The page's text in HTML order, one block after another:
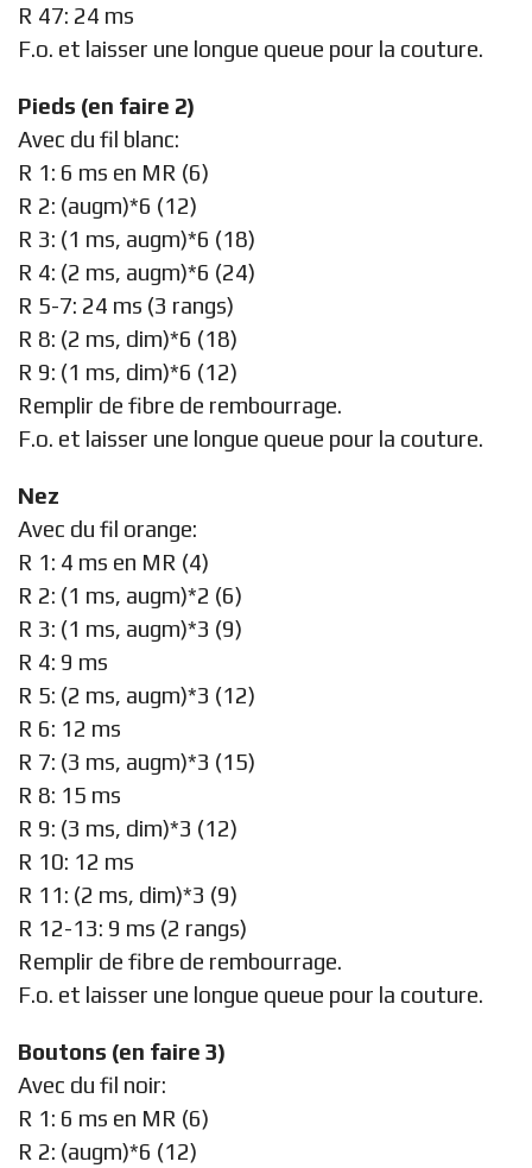
R 47: 24 ms
F.o. et laisser une longue queue pour la couture.
Pieds (en faire 2)
Avec du fil blanc:
R 1: 6 ms en MR (6)
R 2: (augm)*6 (12)
R 3: (1 ms, augm)*6 (18)
R 4: (2 ms, augm)*6 (24)
R 5-7: 24 ms (3 rangs)
R 8: (2 ms, dim)*6 (18)
R 9: (1 ms, dim)*6 (12)
Remplir de fibre de rembourrage.
F.o. et laisser une longue queue pour la couture.
Nez
Avec du fil orange:
R 1: 4 ms en MR (4)
R 2: (1 ms, augm)*2 (6)
R 3: (1 ms, augm)*3 (9)
R 4: 9 ms
R 5: (2 ms, augm)*3 (12)
R 6: 12 ms
R 7: (3 ms, augm)*3 (15)
R 8: 15 ms
R 9: (3 ms, dim)*3 (12)
R 10: 12 ms
R 11: (2 ms, dim)*3 (9)
R 12-13: 9 ms (2 rangs)
Remplir de fibre de rembourrage.
F.o. et laisser une longue queue pour la couture.
Boutons (en faire 3)
Avec du fil noir:
R 1: 6 ms en MR (6)
R 2: (augm)*6 (12)